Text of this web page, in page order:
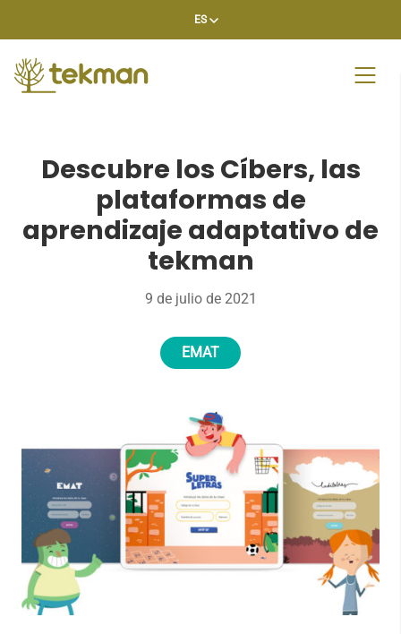
ES
Descubre los Cíbers, las
plataformas de
aprendizaje adaptativo de
tekman
9 de julio de 2021
EMAT